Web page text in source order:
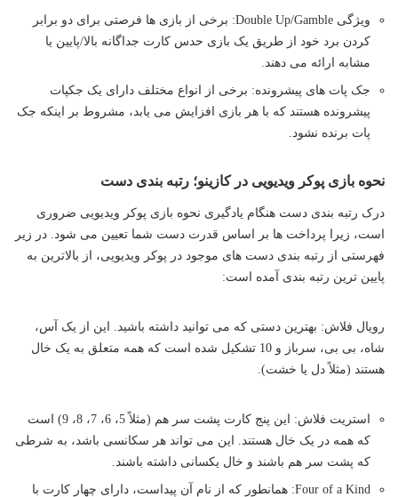
ویژگی Double Up/Gamble: برخی از بازی ها فرصتی برای دو برابر
کردن برد خود از طریق یک بازی حدس کارت جداگانه بالا/پایین یا
مشابه ارائه می دهند.
جک پات های پیشرونده: برخی از انواع مختلف دارای یک جکپات
پیشرونده هستند که با هر بازی افزایش می یابد، مشروط بر اینکه جک
پات برنده نشود.
نحوه بازی پوکر ویدیویی در کازینو؛ رتبه بندی دست
درک رتبه بندی دست هنگام یادگیری نحوه بازی پوکر ویدیویی ضروری
است، زیرا پرداخت ها بر اساس قدرت دست شما تعیین می شود. در زیر
فهرستی از رتبه بندی دست های موجود در پوکر ویدیویی، از بالاترین به
پایین ترین رتبه بندی آمده است:
رویال فلاش: بهترین دستی که می توانید داشته باشید. این از یک آس،
شاه، بی بی، سرباز و 10 تشکیل شده است که همه متعلق به یک خال
هستند (مثلاً دل یا خشت).
استریت فلاش: این پنج کارت پشت سر هم (مثلاً 5، 6، 7، 8، 9) است
که همه در یک خال هستند. این می تواند هر سکانسی باشد، به شرطی
که پشت سر هم باشند و خال یکسانی داشته باشند.
Four of a Kind: همانطور که از نام آن پیداست، دارای چهار کارت با